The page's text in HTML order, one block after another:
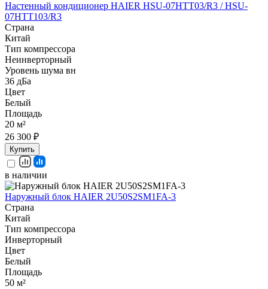
Настенный кондиционер HAIER HSU-07HTT03/R3 / HSU-
07HTT103/R3
Страна
Китай
Тип компрессора
Неинверторный
Уровень шума вн
36 дБа
Цвет
Белый
Площадь
20 м²
26 300 ₽
Купить
в наличии
Наружный блок HAIER 2U50S2SM1FA-3
Страна
Китай
Тип компрессора
Инверторный
Цвет
Белый
Площадь
50 м²